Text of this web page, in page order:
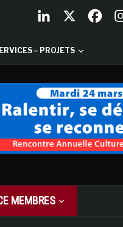
– PROJETS
MEMBRES